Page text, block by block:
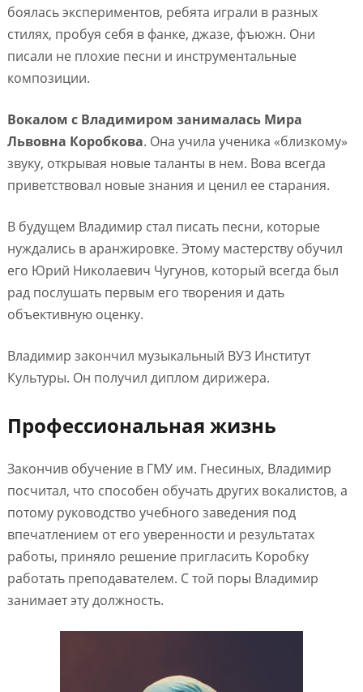
боялась экспериментов, ребята играли в разных
стилях, пробуя себя в фанке, джазе, фъюжн. Они
писали не плохие песни и инструментальные
композиции.
Вокалом с Владимиром занималась Мира
Львовна Коробкова. Она учила ученика «близкому»
звуку, открывая новые таланты в нем. Вова всегда
приветствовал новые знания и ценил ее старания.
В будущем Владимир стал писать песни, которые
нуждались в аранжировке. Этому мастерству обучил
его Юрий Николаевич Чугунов, который всегда был
рад послушать первым его творения и дать
объективную оценку.
Владимир закончил музыкальный ВУЗ Институт
Культуры. Он получил диплом дирижера.
Профессиональная жизнь
Закончив обучение в ГМУ им. Гнесиных, Владимир
посчитал, что способен обучать других вокалистов, а
потому руководство учебного заведения под
впечатлением от его уверенности и результатах
работы, приняло решение пригласить Коробку
работать преподавателем. С той поры Владимир
занимает эту должность.